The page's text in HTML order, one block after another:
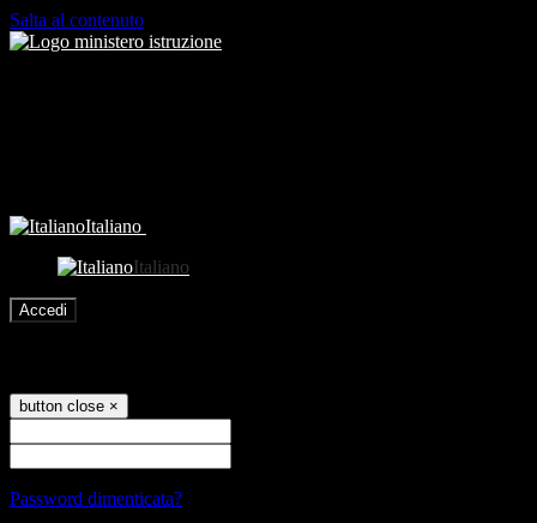
Salta al contenuto
Italiano
Italiano
Accedi
button close ×
Password dimenticata?